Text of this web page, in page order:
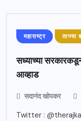
महाराष्ट्र ताज्या
सध्याच्या
आव्हाड
सदानंद खोपकर
Twitter :